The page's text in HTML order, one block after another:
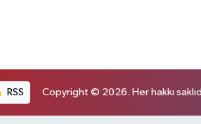
RSS Copyright © 2026. Her hakkı